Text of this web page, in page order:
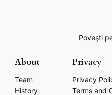
Poveşti
About
Team
History
Privacy
Privacy
Terms and